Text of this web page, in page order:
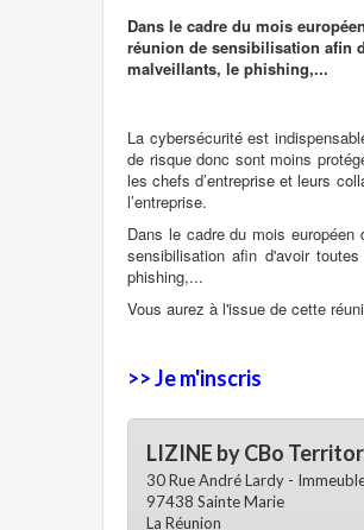
Dans le cadre du mois
réunion de sensibilisation afin
malveillants, le phishing,...
La cybersécurité est
de risque donc sont moins
les chefs d’entreprise et leurs
l’entreprise.
Dans le cadre du mois
sensibilisation afin d'avoir
phishing,...
Vous aurez à l'issue de cette
>> Je m'inscris
LIZINE by CBo
30 Rue André Lardy -
97438 Sainte Marie
La Réunion